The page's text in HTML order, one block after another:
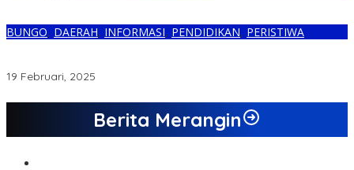
BUNGO, DAERAH, INFORMASI, PENDIDIKAN, PERISTIWA
19 Februari, 2025
Berita Merangin